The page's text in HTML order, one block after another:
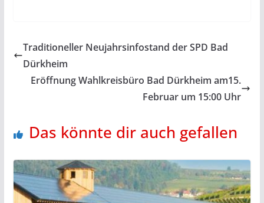
b
o
o
er l s
p
gr
m
e
g
er
e
a
n
Traditioneller Neujahrsinfostand der SPD Bad
Dürkheim
Eröffnung Wahlkreisbüro Bad Dürkheim am15.
Februar um 15:00 Uhr
Das könnte dir auch gefallen